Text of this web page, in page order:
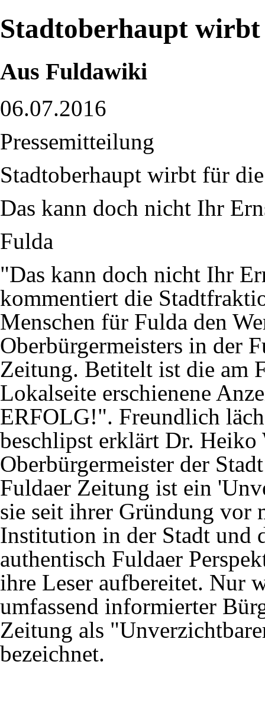
Stadtoberhaupt
Aus Fuldawiki
06.07.2016
Pressemitteilung
Stadtoberhaupt wirbt für
Das kann doch nicht Ihr
Fulda
"Das kann doch nicht Ihr
kommentiert die
Menschen für Fulda den
Oberbürgermeisters in der
Zeitung. Betitelt ist die am
Lokalseite erschienene
ERFOLG!". Freundlich
beschlipst erklärt Dr. Heiko
Oberbürgermeister der
Fuldaer Zeitung ist ein
sie seit ihrer Gründung vor
Institution in der Stadt und
authentisch Fuldaer
ihre Leser aufbereitet. Nur
umfassend informierter
Zeitung als
bezeichnet.